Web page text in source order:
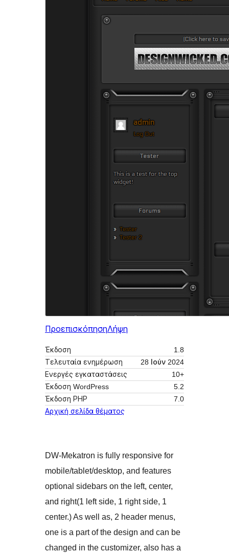
ΠροεπισκόπησηΛήψη
Έκδοση
1.8
Τελευταία ενημέρωση
28 Ιούν 2024
Ενεργές εγκαταστάσεις
10+
Έκδοση WordPress
5.2
Έκδοση ΡΗΡ
7.0
Αρχική σελίδα θέματος
DW-Mekatron is fully responsive for
mobile/tablet/desktop, and features
optional sidebars on the left, center,
and right(1 left side, 1 right side, 1
center.) As well as, 2 header menus,
one is a part of the design and can be
changed in the customizer, also has a